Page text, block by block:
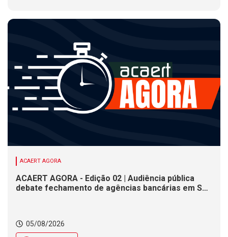
ACAERT AGORA
ACAERT AGORA - Edição 02 | Audiência pública
debate fechamento de agências bancárias em SC.
nesta quarta (5)
05/08/2026